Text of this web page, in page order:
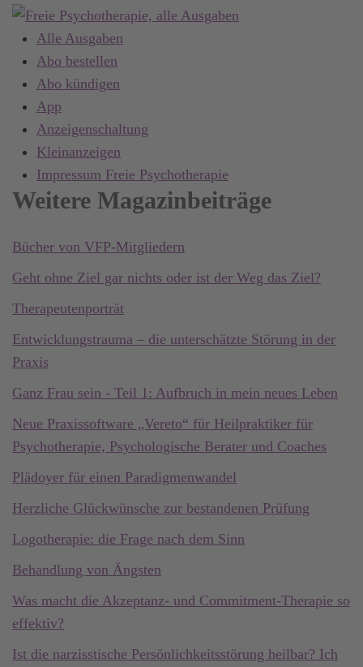
Alle Ausgaben
Abo bestellen
Abo kündigen
App
Anzeigenschaltung
Kleinanzeigen
Impressum Freie Psychotherapie
Weitere Magazinbeiträge
Bücher von VFP-Mitgliedern
Geht ohne Ziel gar nichts oder ist der Weg das Ziel?
Therapeutenporträt
Entwicklungstrauma – die unterschätzte Störung in der
Praxis
Ganz Frau sein - Teil 1: Aufbruch in mein neues Leben
Neue Praxissoftware „Vereto“ für Heilpraktiker für
Psychotherapie, Psychologische Berater und Coaches
Plädoyer für einen Paradigmenwandel
Herzliche Glückwünsche zur bestandenen Prüfung
Logotherapie: die Frage nach dem Sinn
Behandlung von Ängsten
Was macht die Akzeptanz- und Commitment-Therapie so
effektiv?
Ist die narzisstische Persönlichkeitsstörung heilbar? Ich